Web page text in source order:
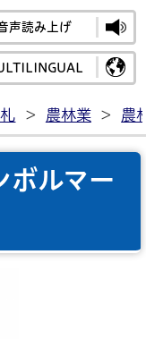
市公式ホームペ
声読み上げ
> 農林業 > 農
ボルマー